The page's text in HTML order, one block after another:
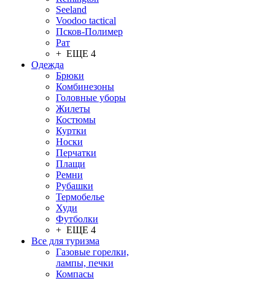
Seeland
Voodoo tactical
Псков-Полимер
Рат
+ ЕЩЕ 4
Одежда
Брюки
Комбинезоны
Головные уборы
Жилеты
Костюмы
Куртки
Носки
Перчатки
Плащи
Ремни
Рубашки
Термобелье
Худи
Футболки
+ ЕЩЕ 4
Все для туризма
Газовые горелки,
лампы, печки
Компасы